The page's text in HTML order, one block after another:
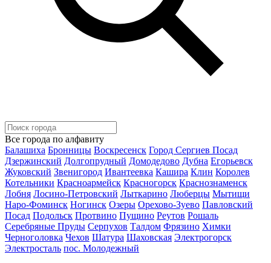
Все города по алфавиту
Балашиха Бронницы Воскресенск Город Сергиев Посад
Дзержинский Долгопрудный Домодедово Дубна Егорьевск
Жуковский Звенигород Ивантеевка Кашира Клин Королев
Котельники Красноармейск Красногорск Краснознаменск
Лобня Лосино-Петровский Лыткарино Люберцы Мытищи
Наро-Фоминск Ногинск Озеры Орехово-Зуево Павловский
Посад Подольск Протвино Пущино Реутов Рошаль
Серебряные Пруды Серпухов Талдом Фрязино Химки
Черноголовка Чехов Шатура Шаховская Электрогорск
Электросталь пос. Молодежный